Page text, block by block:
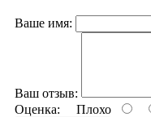
Ваше имя:
Ваш отзыв:
Оценка: Плохо